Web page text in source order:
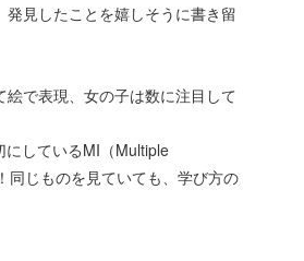
発見したことを嬉しそうに書き留
絵で表現、女の子は数に注目して
にしているMI（Multiple
同じものを見ていても、学び方の